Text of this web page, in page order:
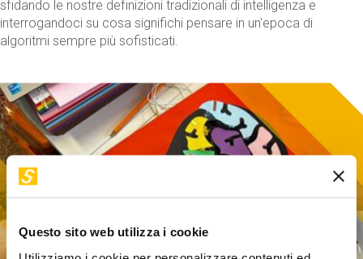
Questo sito web utilizza i cookie
sfidando le nostre definizioni tradizionali di intelligenza e
interrogandoci su cosa significhi pensare in un'epoca di
algoritmi sempre più sofisticati.